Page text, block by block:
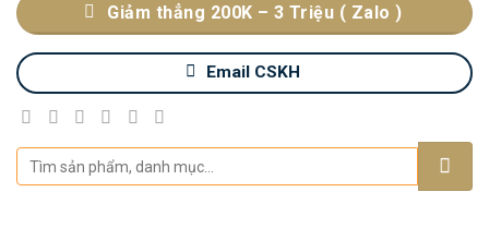
Giảm thẳng 200K – 3 Triệu ( Zalo )
Email CSKH